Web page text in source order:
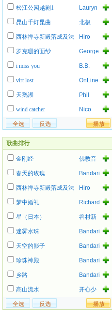
Death
Metal
松江公园越剧1
Lauryn
昆山千灯昆曲
北极
西林禅寺新殿落成及法
Hiro
罗克珊的面纱
George
i miss you
B.B.
virt lost
OnLine
天鹅湖
Phil
wind catcher
Nico
歌曲排行
金刚经
佛教音
春天的玫瑰
Bandari
西林禅寺新殿落成及法
Hiro
梦中婚礼
Richard
星（日本）
谷村新
迷雾水珠
Bandari
天空的影子 Bandari
珍珠神殿 Bandari
乡路 Bandari
高山流水
开心少
女组